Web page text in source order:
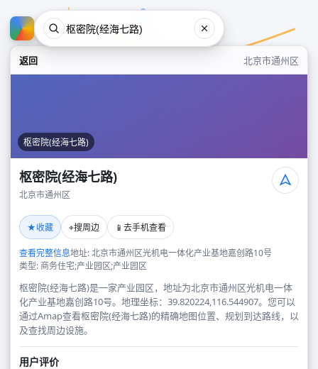
返回 北京市通州区
枢密院(经海七路)
枢密院(经海七路)
北京市通州区
★收藏 ⌖搜周边 📱 去手机查看
查看完整信息地址: 北京市通州区光机电一体化产业基地嘉创路10号
类型: 商务住宅;产业园区;产业园区
枢密院(经海七路)是一家产业园区，地址为北京市通州区光机电一体
化产业基地嘉创路10号。地理坐标：39.820224,116.544907。您可以
通过Amap查看枢密院(经海七路)的精确地图位置、规划到达路线，以
及查找周边设施。
用户评价